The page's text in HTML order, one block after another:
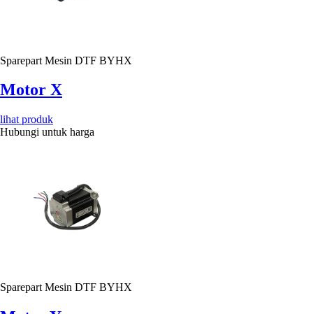
Sparepart Mesin DTF BYHX
Motor X
lihat produk
Hubungi untuk harga
Sparepart Mesin DTF BYHX